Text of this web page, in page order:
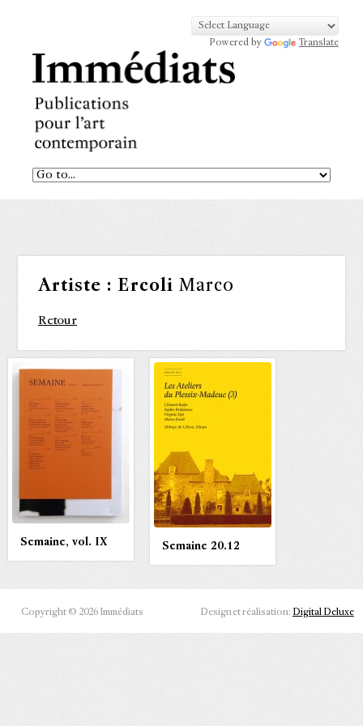
Powered by Translate
Artiste : Ercoli Marco
Retour
Semaine, vol. IX Semaine 20.12
Copyright © 2026 Immédiats Design et réalisation: Digital Deluxe